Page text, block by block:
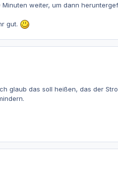
weiter, um dann
gut.
glaub das soll heißen, das der